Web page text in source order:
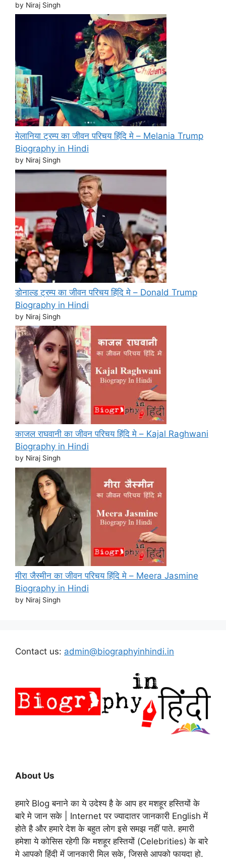
by Niraj Singh
मेलानिया ट्रम्प का जीवन परिचय हिंदि मे – Melania Trump
Biography in Hindi
by Niraj Singh
डोनाल्ड ट्रम्प का जीवन परिचय हिंदि मे – Donald Trump
Biography in Hindi
by Niraj Singh
काजल राघवानी का जीवन परिचय हिंदि मे – Kajal Raghwani
Biography in Hindi
by Niraj Singh
मीरा जैस्मीन का जीवन परिचय हिंदि मे – Meera Jasmine
Biography in Hindi
by Niraj Singh
Contact us: admin@biographyinhindi.in
About Us
हमारे Blog बनाने का ये उदेश्य है के आप हर मशहूर हस्तियों के
बारे मे जान सके | Internet पर ज्यादातर जानकारी English में
होते है और हमारे देश के बहुत लोग इसे समझ नहीं पाते. हमारी
हमेशा ये कोसिस रहेगी कि मशहूर हस्तियों (Celebrities) के बारे
मे आपको हिंदी में जानकारी मिल सके, जिससे आपको फायदा हो.